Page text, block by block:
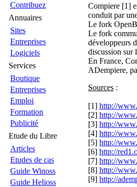
Contribuez
Annuaires
Sites
Entreprises
Logiciels
Services
Boutique
Entreprises
Emploi
Formation
Publicité
Etude du Libre
Articles
Etudes de cas
Guide Winoss
Guide Helioss
Compiere [1]
conduit par
Le fork
Le fork
développeurs
discussion sur
En France,
ADempiere,
Sources :
[1] http://
[2] http://
[3] http://
[4] http://
[5] http://
[6] http://
[7] http://
[8] http://
[9] http://